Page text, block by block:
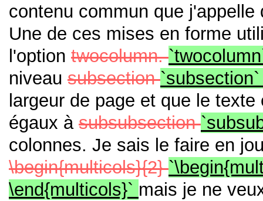
contenu commun que
Une de ces mises en forme
l'option twocolumn.
niveau subsection
largeur de page et que le
égaux à subsubsection
colonnes. Je sais le faire en
\begin{multicols}{2}
\end{multicols}` mais je ne